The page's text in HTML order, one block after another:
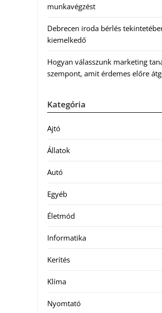
munkavégzést
Debrecen iroda bérlés
kiemelkedő
Hogyan válasszunk marketing
szempont, amit érdemes előre
Kategória
Ajtó
Állatok
Autó
Egyéb
Életmód
Informatika
Kerítés
Klíma
Nyomtató